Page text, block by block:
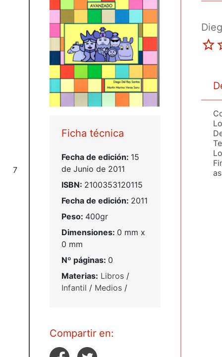
7
Ficha técnica
Fecha de edición: 15
de Junio de 2011
ISBN: 2100353120115
Fecha de edición: 2011
Peso: 400gr
Dimensiones: 0 mm x
0 mm
Nº páginas: 0
Materias: Libros /
Infantil / Medios /
Compartir en: